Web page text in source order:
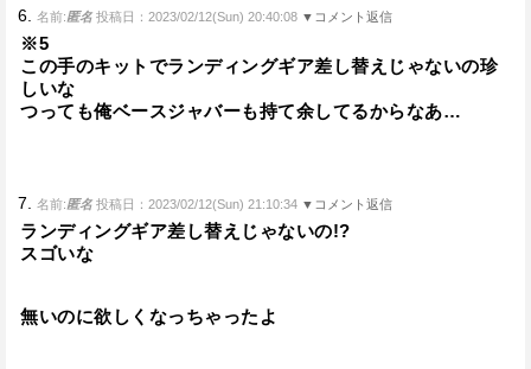
6. 名前:匿名 投稿日：2023/02/12(Sun) 20:40:08 ▼コメント返信
※5
この手のキットでランディングギア差し替えじゃないの珍
しいな
つっても俺ベースジャバーも持て余してるからなあ…
7. 名前:匿名 投稿日：2023/02/12(Sun) 21:10:34 ▼コメント返信
ランディングギア差し替えじゃないの!?
スゴいな
無いのに欲しくなっちゃったよ